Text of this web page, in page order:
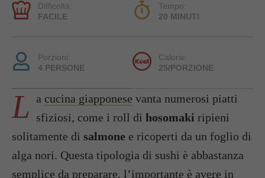
Difficoltà:
FACILE
Tempo:
20 MINUTI
Porzioni:
4 PERSONE
Calorie:
25/PORZIONE
L a cucina giapponese vanta numerosi piatti
sfiziosi, come i roll di hosomaki ripieni
solitamente di salmone e ricoperti da un foglio di
alga nori. Questa tipologia di sushi è abbastanza
semplice da preparare, l’importante è avere in